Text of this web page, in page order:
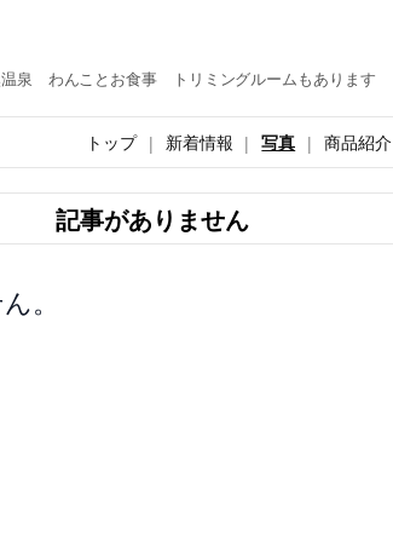
泉 わんことお食事 トリミングルームもあります
トップ 新着情報 写真 商品紹介
記事がありません
。